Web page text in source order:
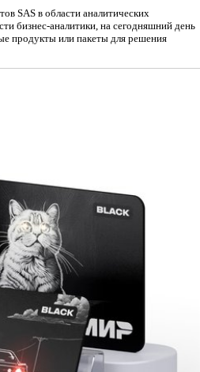
SAS в области аналитических
бизнес-аналитики, на сегодняшний день
продукты или пакеты для решения